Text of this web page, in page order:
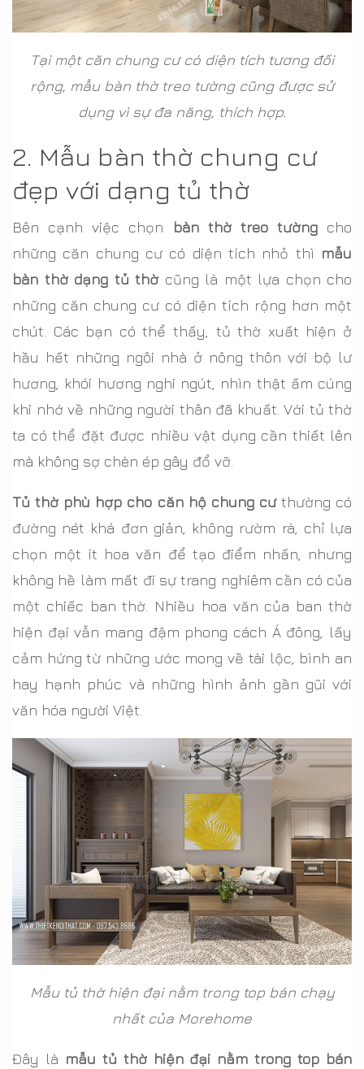
Tại một căn chung cư có diện tích tương đối
rộng, mẫu bàn thờ treo tường cũng được sử
dụng vì sự đa năng, thích hợp.
2. Mẫu bàn thờ chung cư
đẹp với dạng tủ thờ
Bên cạnh việc chọn bàn thờ treo tườngcho
những căn chung cư có diện tích nhỏ thì mẫu
bàn thờ dạng tủ thờ cũng là một lựa chọn cho
những căn chung cư có diện tích rộng hơn một
chút. Các bạn có thể thấy, tủ thờ xuất hiện ở
hầu hết những ngôi nhà ở nông thôn với bộ lư
hương, khói hương nghi ngút, nhìn thật ấm cúng
khi nhớ về những người thân đã khuất. Với tủ thờ
ta có thể đặt được nhiều vật dụng cần thiết lên
mà không sợ chèn ép gây đổ vỡ.
Tủ thờ phù hợp cho căn hộ chung cưthường có
đường nét khá đơn giản, không rườm rà, chỉ lựa
chọn một ít hoa văn để tạo điểm nhấn, nhưng
không hề làm mất đi sự trang nghiêm cần có của
một chiếc ban thờ. Nhiều hoa văn của ban thờ
hiện đại vẫn mang đậm phong cách Á đông, lấy
cảm hứng từ những ước mong về tài lộc, bình an
hay hạnh phúc và những hình ảnh gần gũi với
văn hóa người Việt.
Mẫu tủ thờ hiện đại nằm trong top bán chạy
nhất của Morehome
Đây là mẫu tủ thờ hiện đại nằm trong top bán